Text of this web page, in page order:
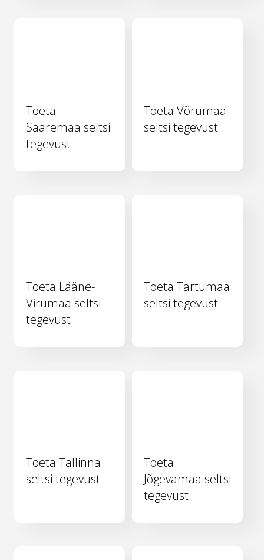
Toeta
Saaremaa seltsi
tegevust
Toeta Võrumaa
seltsi tegevust
Toeta Lääne-
Virumaa seltsi
tegevust
Toeta Tartumaa
seltsi tegevust
Toeta Tallinna
seltsi tegevust
Toeta
Jõgevamaa seltsi
tegevust